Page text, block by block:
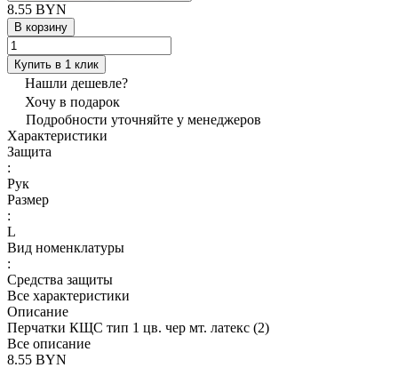
8.55 BYN
В корзину
Купить в 1 клик
Нашли дешевле?
Хочу в подарок
Подробности уточняйте у менеджеров
Характеристики
Защита
:
Рук
Размер
:
L
Вид номенклатуры
:
Средства защиты
Все характеристики
Описание
Перчатки КЩС тип 1 цв. чер мт. латекс (2)
Все описание
8.55 BYN